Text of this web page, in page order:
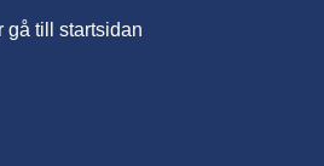
gå till startsidan